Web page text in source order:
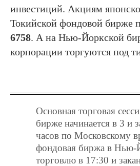
инвестиций. Акциям
Токийской фондовой бирже
6758. А на Нью-Йоркской
корпорации торгуются под
Основная торговая
бирже начинается в 3 и
часов по Московскому
фондовая биржа в Нью-
торговлю в 17:30 и